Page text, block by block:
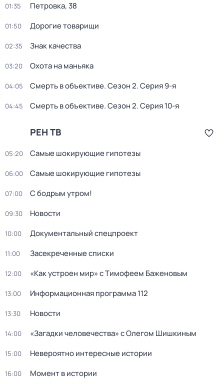
01:35 Петровка, 38
01:50 Дорогие товарищи
02:35 Знак качества
03:20 Охота на маньяка
04:05 Смерть в объективе. Сезон 2. Серия 9-я
04:45 Смерть в объективе. Сезон 2. Серия 10-я
РЕН ТВ
05:20 Самые шoкиpующие гипотезы
06:00 Самые шoкиpующие гипотезы
07:00 С бодрым утром!
09:30 Новости
10:00 Документальный спецпроект
11:00 Заcекрeченные списки
12:00 «Как устроен мир» с Тимофеем Баженовым
13:00 Информационная программа 112
13:30 Новости
14:00 «Загадки человечества» с Олегом Шишкиным
15:00 Невероятно интересные истории
16:00 Момент в истории